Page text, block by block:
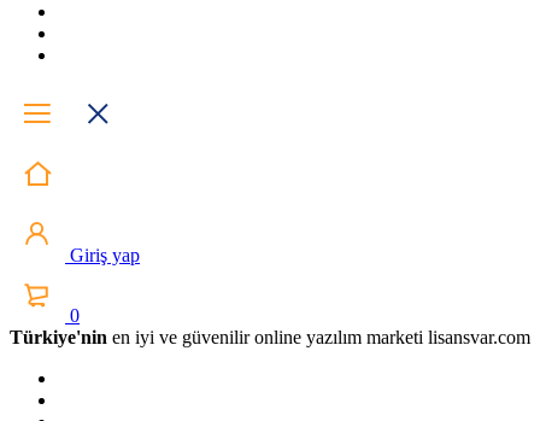
Giriş yap
0
Türkiye'nin en iyi ve güvenilir online yazılım marketi lisansvar.com